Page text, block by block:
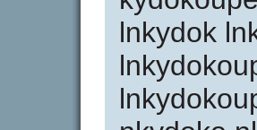
lnkydok